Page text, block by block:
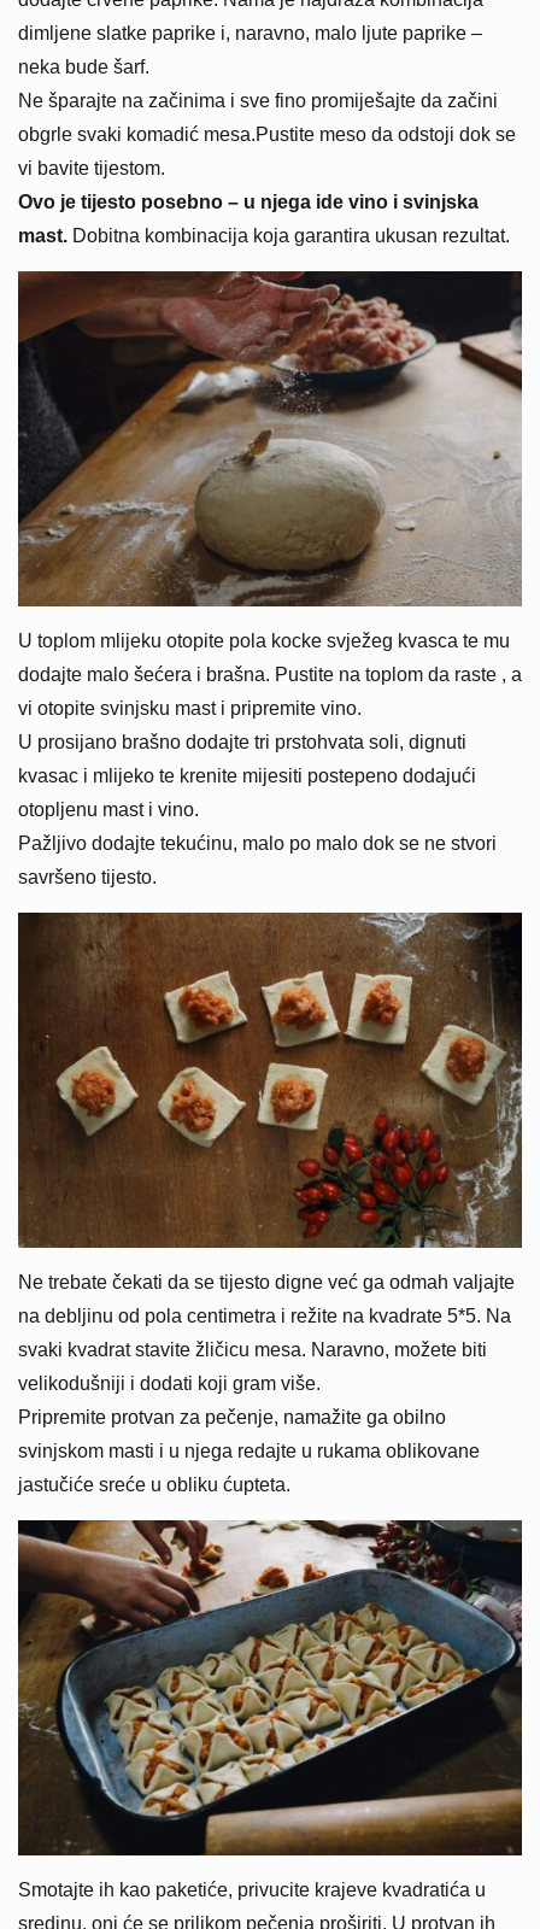
dimljene slatke paprike i, naravno, malo ljute paprike –
neka bude šarf.
Ne šparajte na začinima i sve fino promiješajte da začini
obgrle svaki komadić mesa.Pustite meso da odstoji dok se
vi bavite tijestom.
Ovo je tijesto posebno – u njega ide vino i svinjska
mast. Dobitna kombinacija koja garantira ukusan rezultat.
U toplom mlijeku otopite pola kocke svježeg kvasca te mu
dodajte malo šećera i brašna. Pustite na toplom da raste , a
vi otopite svinjsku mast i pripremite vino.
U prosijano brašno dodajte tri prstohvata soli, dignuti
kvasac i mlijeko te krenite mijesiti postepeno dodajući
otopljenu mast i vino.
Pažljivo dodajte tekućinu, malo po malo dok se ne stvori
savršeno tijesto.
Ne trebate čekati da se tijesto digne već ga odmah valjajte
na debljinu od pola centimetra i režite na kvadrate 5*5. Na
svaki kvadrat stavite žličicu mesa. Naravno, možete biti
velikodušniji i dodati koji gram više.
Pripremite protvan za pečenje, namažite ga obilno
svinjskom masti i u njega redajte u rukama oblikovane
jastučiće sreće u obliku ćupteta.
Smotajte ih kao paketiće, privucite krajeve kvadratića u
sredinu, oni će se prilikom pečenja proširiti. U protvan ih